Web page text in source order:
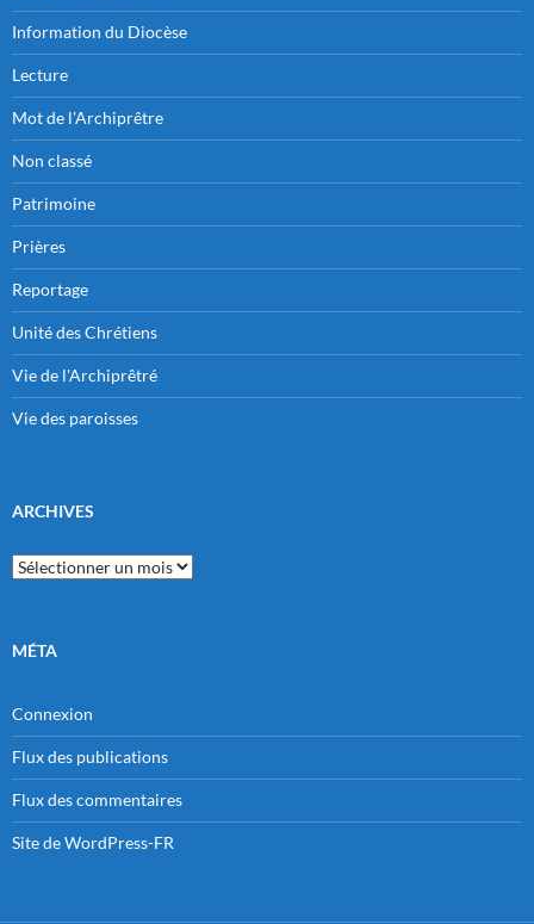
Information du Diocèse
Lecture
Mot de l'Archiprêtre
Non classé
Patrimoine
Prières
Reportage
Unité des Chrétiens
Vie de l'Archiprêtré
Vie des paroisses
ARCHIVES
Archives
MÉTA
Connexion
Flux des publications
Flux des commentaires
Site de WordPress-FR